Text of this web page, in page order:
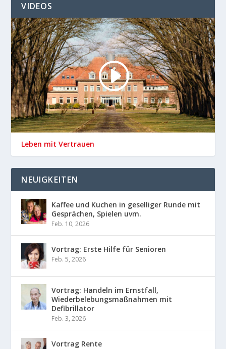
VIDEOS
Leben mit Vertrauen
NEUIGKEITEN
Kaffee und Kuchen in geselliger Runde mit
Gesprächen, Spielen uvm.
Feb. 10, 2026
Vortrag: Erste Hilfe für Senioren
Feb. 5, 2026
Vortrag: Handeln im Ernstfall,
Wiederbelebungsmaßnahmen mit
Defibrillator
Feb. 3, 2026
Vortrag Rente